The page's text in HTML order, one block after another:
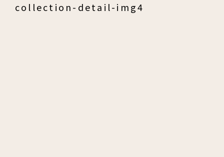
collection-detail-img4